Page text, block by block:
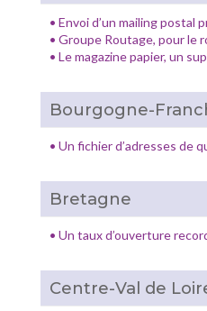
• Envoi d’un mailing postal
• Groupe Routage, pour le
• Le magazine papier, un
Bourgogne-
• Un fichier d’adresses de
Bretagne
• Un taux d’ouverture
Centre-Val de